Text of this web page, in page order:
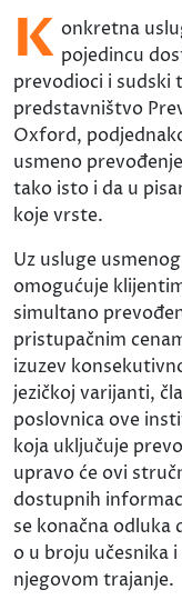
K onkretna
pojedincu
prevodioci i sudski
predstavništvo
Oxford,
usmeno
tako isto i da u
koje vrste.
Uz usluge
omogućuje
simultano
pristupačnim
izuzev
jezičkoj varijanti,
poslovnica ove
koja uključuje
upravo će ovi
dostupnih
se konačna odluka
o u broju učesnika
njegovom trajanje.